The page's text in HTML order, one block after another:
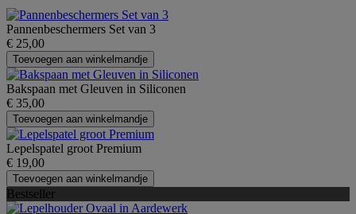
Pannenbeschermers Set van 3
€ 25,00
Toevoegen aan winkelmandje
Bakspaan met Gleuven in Siliconen
€ 35,00
Toevoegen aan winkelmandje
Lepelspatel groot Premium
€ 19,00
Toevoegen aan winkelmandje
Bestseller